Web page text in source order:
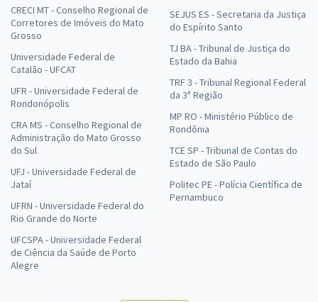
CRECI MT - Conselho Regional de
Corretores de Imóveis do Mato
Grosso
Universidade Federal de
Catalão - UFCAT
UFR - Universidade Federal de
Rondonópolis
CRA MS - Conselho Regional de
Administração do Mato Grosso
do Sul
UFJ - Universidade Federal de
Jataí
UFRN - Universidade Federal do
Rio Grande do Norte
UFCSPA - Universidade Federal
de Ciência da Saúde de Porto
Alegre
SEJUS ES - Secretaria da Justiça
do Espírito Santo
TJ BA - Tribunal de Justiça do
Estado da Bahia
TRF 3 - Tribunal Regional Federal
da 3ª Região
MP RO - Ministério Público de
Rondônia
TCE SP - Tribunal de Contas do
Estado de São Paulo
Politec PE - Polícia Científica de
Pernambuco